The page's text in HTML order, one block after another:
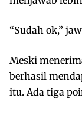
“Sudah ok,”
Meski
berhasil
itu. Ada tiga